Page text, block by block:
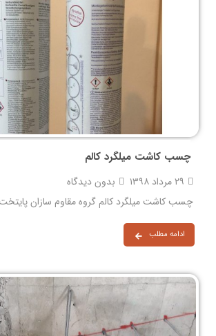
چسب کاشت میلگرد کالم
۲۹ مرداد ۱۳۹۸
بدون دیدگاه
چسب کاشت میلگرد کالم گروه مقاوم سازان
ادامه مطلب